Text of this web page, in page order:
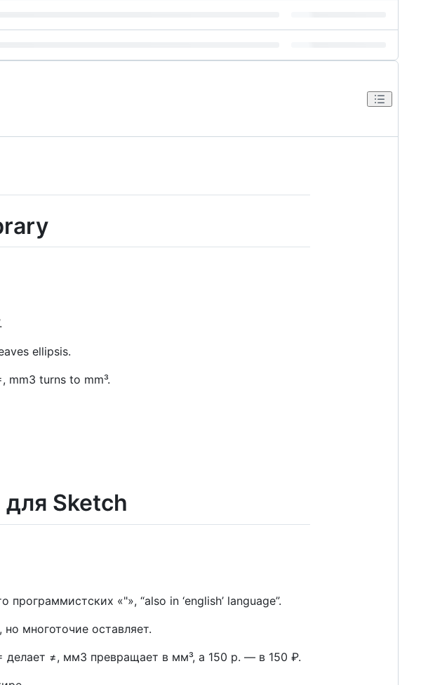
ellipsis.
turns to mm³.
Sketch
«"», “also in ‘english’ language”.
многоточие оставляет.
≠, мм3 превращает в мм³, а 150 р. — в 150 ₽.